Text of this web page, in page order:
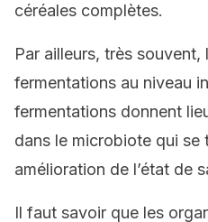
céréales complètes.
Par ailleurs, très
fermentations au niveau
fermentations donnent
dans le microbiote qui se
amélioration de l’état de
Il faut savoir que les